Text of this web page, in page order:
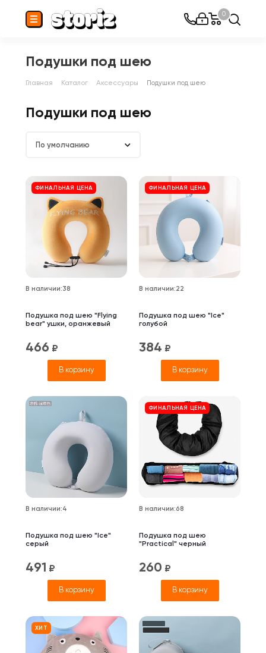
0
Подушки под шею
Главная Каталог Аксессуары Подушки под шею
Подушки под шею
По умолчанию
ФИНАЛЬНАЯ ЦЕНА
В наличии:38
Подушка под шею "Flying
bear" ушки, оранжевый
466 ₽
В корзину
ФИНАЛЬНАЯ ЦЕНА
В наличии:22
Подушка под шею "Ice"
голубой
384 ₽
В корзину
В наличии:4
Подушка под шею "Ice"
серый
491 ₽
В корзину
ФИНАЛЬНАЯ ЦЕНА
В наличии:68
Подушка под шею
"Practical" черный
260 ₽
В корзину
ХИТ